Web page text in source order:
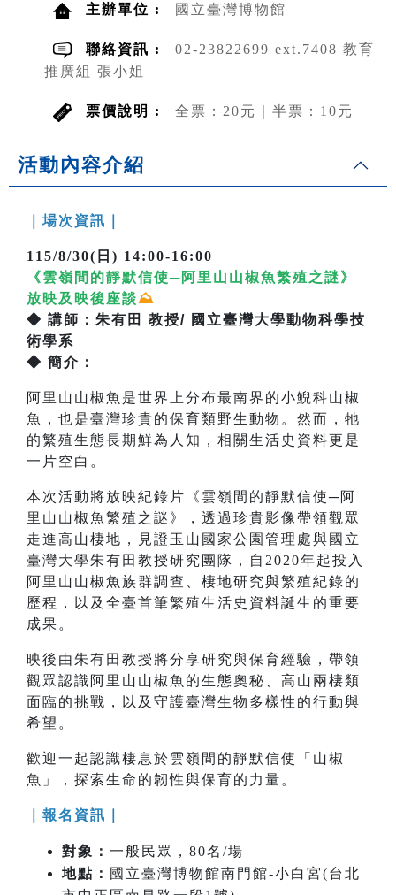
主辦單位 : 國立臺灣博物館
聯絡資訊 :
02-23822699 ext.7408 教育
推廣組 張小姐
票價說明 : 全票：20元｜半票：10元
活動內容介紹
｜場次資訊｜
115/8/30(日) 14:00-16:00
《雲嶺間的靜默信使─阿里山山椒魚繁殖之謎》
放映及映後座談⛰️
◆ 講師：朱有田 教授/ 國立臺灣大學動物科學技
術學系
◆ 簡介 ：
阿里山山椒魚是世界上分布最南界的小鯢科山椒
魚，也是臺灣珍貴的保育類野生動物。然而，牠
的繁殖生態長期鮮為人知，相關生活史資料更是
一片空白。
本次活動將放映紀錄片《雲嶺間的靜默信使─阿
里山山椒魚繁殖之謎》，透過珍貴影像帶領觀眾
走進高山棲地，見證玉山國家公園管理處與國立
臺灣大學朱有田教授研究團隊，自2020年起投入
阿里山山椒魚族群調查、棲地研究與繁殖紀錄的
歷程，以及全臺首筆繁殖生活史資料誕生的重要
成果。
映後由朱有田教授將分享研究與保育經驗，帶領
觀眾認識阿里山山椒魚的生態奧秘、高山兩棲類
面臨的挑戰，以及守護臺灣生物多樣性的行動與
希望。
歡迎一起認識棲息於雲嶺間的靜默信使「山椒
魚」，探索生命的韌性與保育的力量。
｜報名資訊｜
對象： 一般民眾，80名/場
地點： 國立臺灣博物館南門館-小白宮(台北